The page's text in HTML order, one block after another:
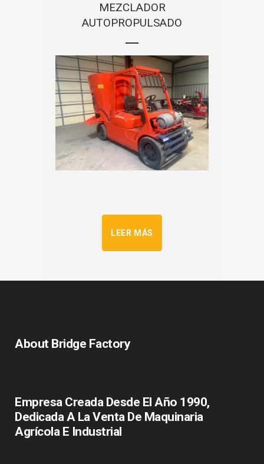
MEZCLADOR
AUTOPROPULSADO
LEER MÁS
About Bridge Factory
Empresa Creada Desde El Año 1990,
Dedicada A La Venta De Maquinaria
Agrícola E Industrial